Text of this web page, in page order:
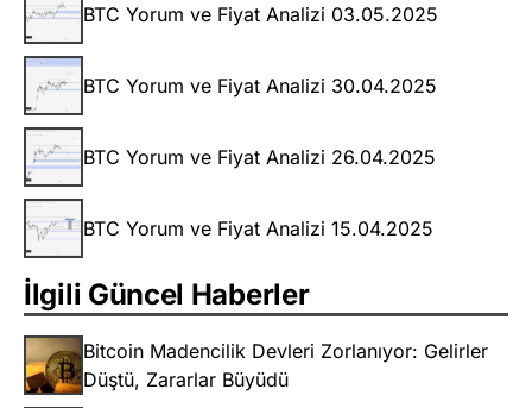
BTC Yorum ve Fiyat Analizi 03.05.2025
BTC Yorum ve Fiyat Analizi 30.04.2025
BTC Yorum ve Fiyat Analizi 26.04.2025
BTC Yorum ve Fiyat Analizi 15.04.2025
İlgili Güncel Haberler
Bitcoin Madencilik Devleri Zorlanıyor: Gelirler
Düştü, Zararlar Büyüdü